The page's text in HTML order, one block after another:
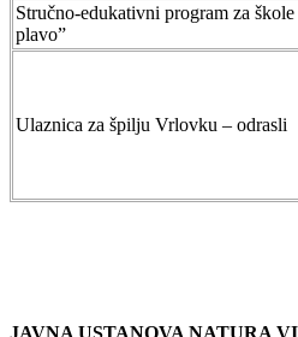
Stručno-edukativni program za
plavo”
Ulaznica za špilju Vrlovku – odrasli
JAVNA USTANOVA NATURA